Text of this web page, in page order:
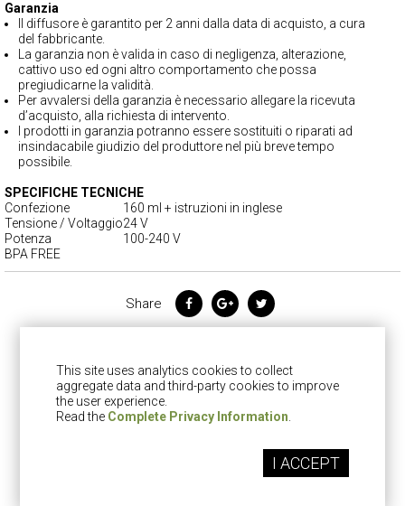
This site uses analytics cookies to collect
aggregate data and third-party cookies to improve
the user experience.
Read the Complete Privacy Information
I ACCEPT
Garanzia
Il diffusore è garantito per 2 anni dalla data di acquisto, a cura
del fabbricante.
La garanzia non è valida in caso di negligenza, alterazione,
cattivo uso ed ogni altro comportamento che possa
pregiudicarne la validità.
Per avvalersi della garanzia è necessario allegare la ricevuta
d’acquisto, alla richiesta di intervento.
I prodotti in garanzia potranno essere sostituiti o riparati ad
insindacabile giudizio del produttore nel più breve tempo
possibile.
SPECIFICHE TECNICHE
Confezione
160 ml + istruzioni in inglese
Tensione / Voltaggio24 V
Potenza
BPA FREE
100-240 V
Share
Copyright © 2016 |info@essenthya.it| P.IVA 0693166010
newsletter!
Inserisci di seguito il tuo indirizzo email